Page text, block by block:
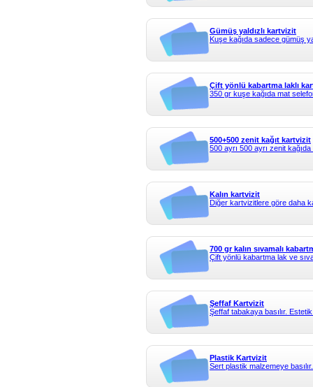
Gümüş yaldızlı kartvizit
Kuşe kağıda sadece gümüş
Çift yönlü kabartma laklı
350 gr kuşe kağıda mat
500+500 zenit kağıt kartvizit
500 ayrı 500 ayrı zenit
Kalın kartvizit
Diğer kartvizitlere göre daha
700 gr kalın sıvamalı
Çift yönlü kabartma lak ve
Şeffaf Kartvizit
Şeffaf tabakaya basılır.
Plastik Kartvizit
Sert plastik malzemeye